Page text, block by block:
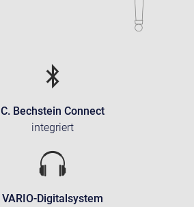
C. Bechstein Connect
integriert
VARIO-Digitalsystem